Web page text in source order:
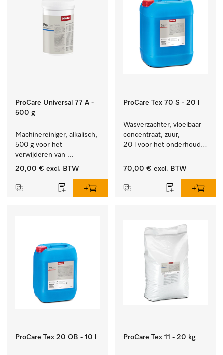
ProCare Universal 77 A -
500 g
Machinereiniger, alkalisch,
500 g voor het
verwijderen van
hardnekkige
20,00 € excl. BTW
ProCare Tex 70 S - 20 l
Wasverzachter, vloeibaar
concentraat, zuur,
20 l voor het onderhoud
textiel lang zacht blijft.
70,00 € excl. BTW
ProCare Tex 20 OB - 10 l ProCare Tex 11 - 20 kg